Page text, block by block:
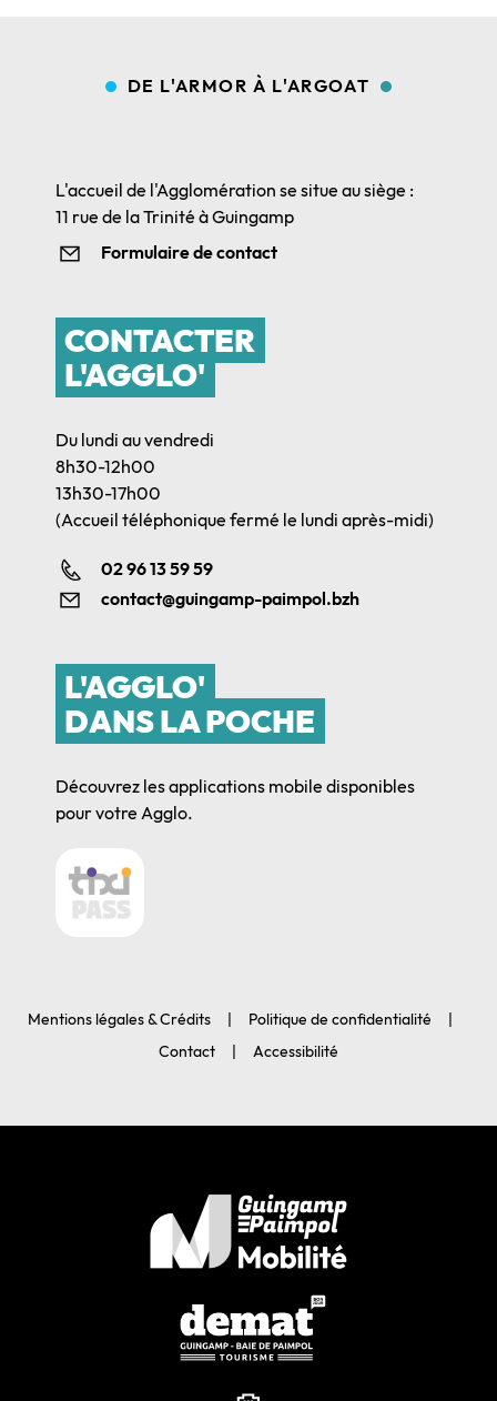
DE L'ARMOR À L'ARGOAT
L'accueil de l'Agglomération se situe au siège :
11 rue de la Trinité à Guingamp
Formulaire de contact
CONTACTER
L'AGGLO'
Du lundi au vendredi
8h30-12h00
13h30-17h00
(Accueil téléphonique fermé le lundi après-midi)
02 96 13 59 59
contact@guingamp-paimpol.bzh
L'AGGLO'
DANS LA POCHE
Découvrez les applications mobile disponibles
pour votre Agglo.
Mentions légales & Crédits
Politique de confidentialité
Contact
Accessibilité